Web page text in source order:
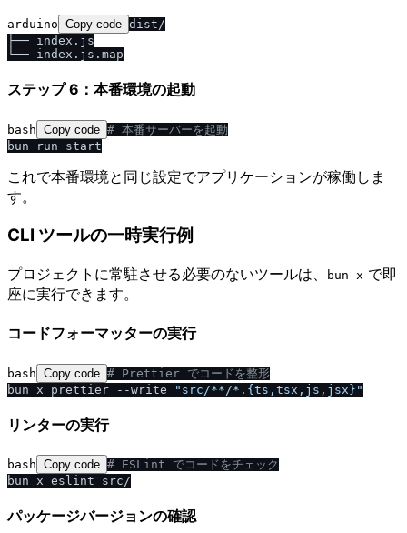
arduino Copy code dist/
├── index.js
ステップ 6：本番環境の起動
bash Copy code # 本番サーバーを起動
これで本番環境と同じ設定でアプリケーションが稼働しま
す。
CLI ツールの一時実行例
プロジェクトに常駐させる必要のないツールは、 bun x で即
座に実行できます。
コードフォーマッターの実行
bash Copy code # Prettier でコードを整形
bun x prettier --write
"src /** /*.{ts,tsx,js,jsx}"
リンターの実行
bash Copy code # ESLint でコードをチェック
パッケージバージョンの確認